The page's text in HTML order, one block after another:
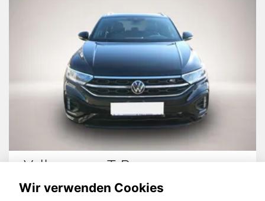
Volkswagen T-Roc
Wir verwenden Cookies